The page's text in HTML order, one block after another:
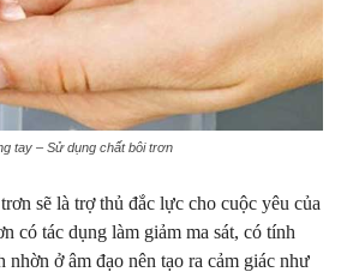
tay – Sử dụng chất bôi trơn
sẽ là trợ thủ đắc lực cho cuộc yêu của
có tác dụng làm giảm ma sát, có tính
ở âm đạo nên tạo ra cảm giác như